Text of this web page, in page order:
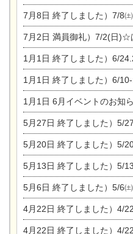
7月8日 終了しました）7/8㈯
7月2日 満員御礼）7/2(日)☆は
1月1日 終了しました）6/24.25☆
1月1日 終了しました）6/10-18☆予算￥
1月1日 6月イベントのお知
5月27日 終了しました）5/27㈯
5月20日 終了しました）5/20㈯21㈰☆
5月13日 終了しました）5/
5月6日 終了しました）5/6㈯7㈰14㈰☆残り1
4月22日 終了しました）4/22㈯
4月22日 終了しました）4/22㈯23